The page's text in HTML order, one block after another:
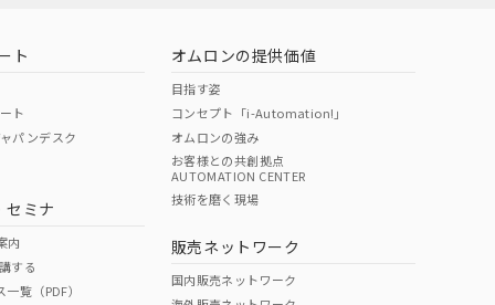
O O
ページへ
ください
ト
ト
パンデスク
セミナ
内
する
覧（PDF）
オムロンの提供価値
目指す姿
コンセプト「i-Automation!」
オムロンの強み
お客様との共創拠点
AUTOMATION CENTER
技術を磨く現場
販売ネットワーク
国内販売ネットワーク